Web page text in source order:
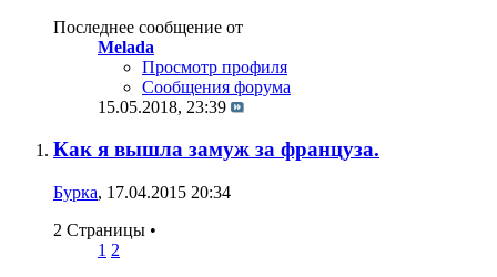
Последнее сообщение от
Melada
Просмотр профиля
Сообщения форума
15.05.2018, 23:39
Как я вышла замуж за француза.
Бурка, 17.04.2015 20:34
2 Страницы •
1 2